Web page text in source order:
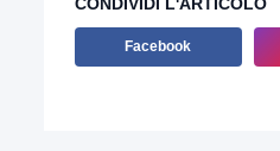
CONDIVIDI L'ARTICOLO
Facebook